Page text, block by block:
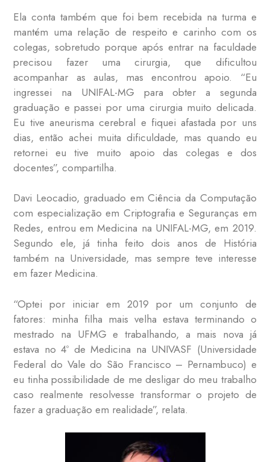
Ela conta também que foi bem recebida na turma e
mantém uma relação de respeito e carinho com os
colegas, sobretudo porque após entrar na faculdade
precisou fazer uma cirurgia, que dificultou
acompanhar as aulas, mas encontrou apoio. “Eu
ingressei na UNIFAL-MG para obter a segunda
graduação e passei por uma cirurgia muito delicada.
Eu tive aneurisma cerebral e fiquei afastada por uns
dias, então achei muita dificuldade, mas quando eu
retornei eu tive muito apoio das colegas e dos
docentes”, compartilha.
Davi Leocadio, graduado em Ciência da Computação
com especialização em Criptografia e Seguranças em
Redes, entrou em Medicina na UNIFAL-MG, em 2019.
Segundo ele, já tinha feito dois anos de História
também na Universidade, mas sempre teve interesse
em fazer Medicina.
“Optei por iniciar em 2019 por um conjunto de
fatores: minha filha mais velha estava terminando o
mestrado na UFMG e trabalhando, a mais nova já
estava no 4º de Medicina na UNIVASF (Universidade
Federal do Vale do São Francisco – Pernambuco) e
eu tinha possibilidade de me desligar do meu trabalho
caso realmente resolvesse transformar o projeto de
fazer a graduação em realidade”, relata.